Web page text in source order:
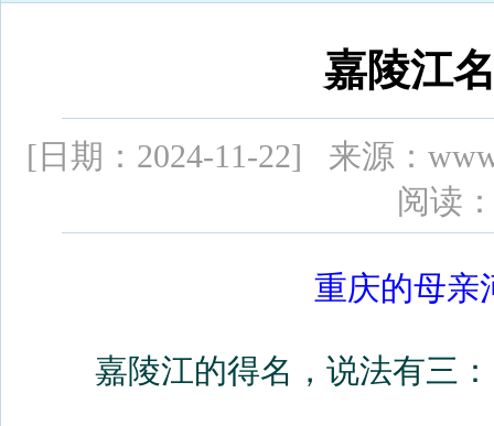
嘉陵江
[日期：2024-11-22] 来源：
阅读
重庆的母
嘉陵江的得名，说法有三：